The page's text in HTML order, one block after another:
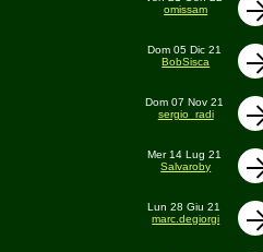
omissam
Dom 05 Dic 21
BobSisca
Dom 07 Nov 21
sergio_radi
Mer 14 Lug 21
Salvaroby
Lun 28 Giu 21
marc.degiorgi